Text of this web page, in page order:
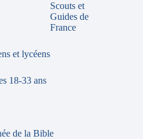
Scouts et
Guides de
France
et lycéens
18-33 ans
de la Bible